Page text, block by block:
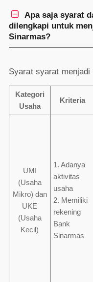

Apa saja syarat
dilengkapi untuk
Sinarmas?
Syarat syarat
Kategori
Usaha
Kriteria
UMI
(Usaha
Mikro) dan
UKE
(Usaha
Kecil)
1. Adanya
aktivitas
usaha
2. Memiliki
rekening
Bank
Sinarmas